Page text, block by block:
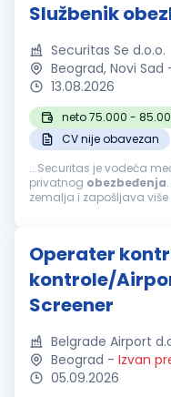
Službenik
Securitas Se d.o.o.
Beograd, Novi Sad
13.08.2026
neto 75.000 -
CV nije obavezan
...Securitas je vodeća
privatnog obezbeđenja
zemalja i zapošljava više
Operater
kontrole/
Screener
Belgrade Airport
Beograd - Izvan
05.09.2026